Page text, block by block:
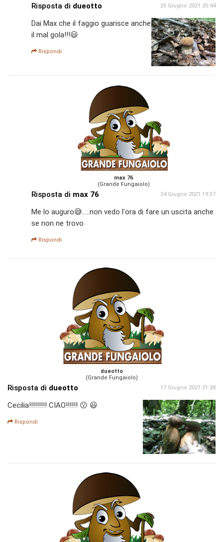
Risposta di dueotto 23 Giugno 2021 20:44
Dai Max che il faggio guarisce anche
il mal gola!!!😃
Rispondi
max 76
(Grande Fungaiolo)
Risposta di max 76 24 Giugno 2021 19:37
Me lo auguro😅.....non vedo l'ora di fare un uscita anche
se non ne trovo
Rispondi
dueotto
(Grande Fungaiolo)
Risposta di dueotto 17 Giugno 2021 21:28
Cecilia!!!!!!!!! CIAO!!!!!! 😗 😃
Rispondi